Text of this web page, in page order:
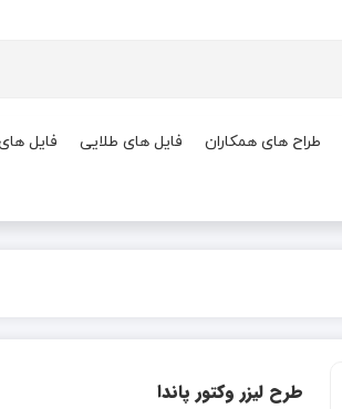
طراح های همکاران فایل های طلایی فایل
طرح لیزر وکتور پاندا